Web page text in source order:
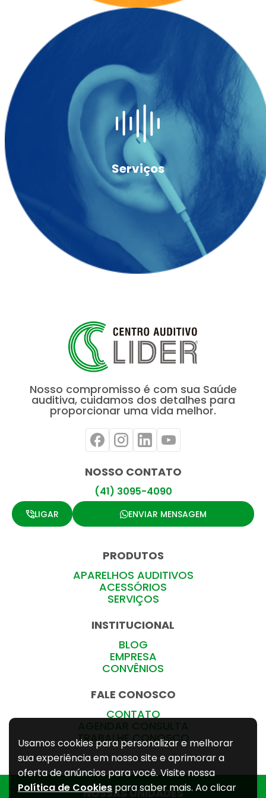
Serviços
Nosso compromisso é com sua Saúde
auditiva, cuidamos dos detalhes para
proporcionar uma vida melhor.
PRODUTOS
APARELHOS AUDITIVOS
ACESSÓRIOS
SERVIÇOS
INSTITUCIONAL
BLOG
EMPRESA
CONVÊNIOS
FALE CONOSCO
CONTATO
AGENDAR CONSULTA
TRABALHE CONOSCO
NOSSO CONTATO
(41) 3095-4090
LIGAR ENVIAR MENSAGEM
NOSSAS UNIDADES
Usamos cookies para personalizar e melhorar
sua experiência em nosso site e aprimorar a
oferta de anúncios para você. Visite nossa
Política de Cookies para saber mais. Ao clicar